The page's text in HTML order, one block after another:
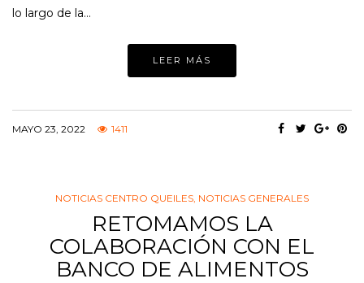
lo largo de la…
LEER MÁS
MAYO 23, 2022 1411
NOTICIAS CENTRO QUEILES, NOTICIAS GENERALES
RETOMAMOS LA
COLABORACIÓN CON EL
BANCO DE ALIMENTOS